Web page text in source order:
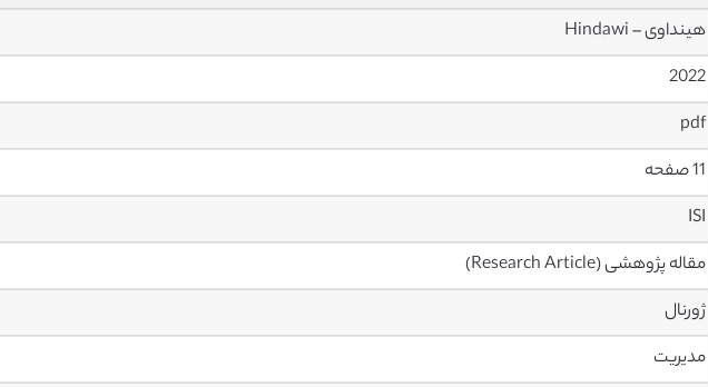
هینداوی – Hindawi
2022
pdf
11 صفحه
ISI
مقاله پژوهشی (Research Article)
ژورنال
مدیریت